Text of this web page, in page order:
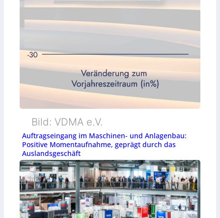
Bild: VDMA e.V.
Auftragseingang im Maschinen- und Anlagenbau:
Positive Momentaufnahme, geprägt durch das
Auslandsgeschäft